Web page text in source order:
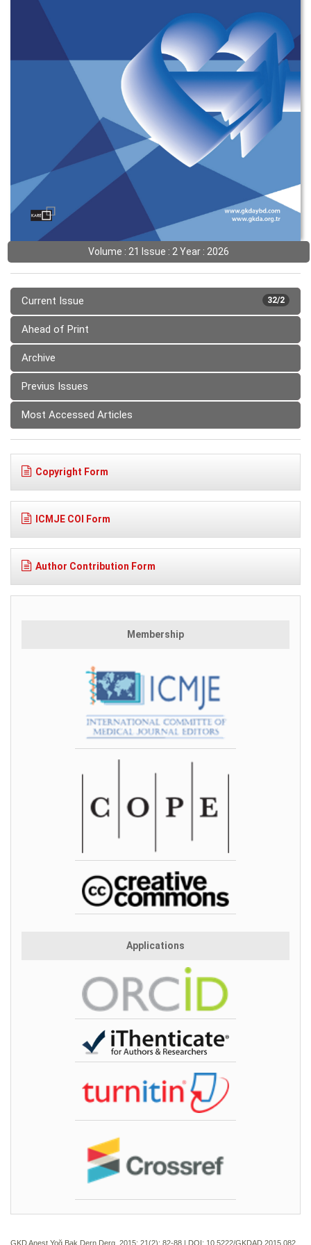
Volume : 21 Issue : 2 Year : 2026
32/2
Current Issue
Ahead of Print
Archive
Previus Issues
Most Accessed Articles
Copyright Form
ICMJE COI Form
Author Contribution Form
Membership
Applications
GKD Anest Yoğ Bak Dern Derg. 2015; 21(2): 82-88 | DOI: 10.5222/GKDAD.2015.082